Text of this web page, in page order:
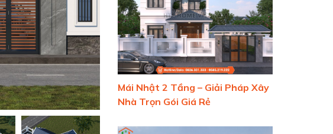
Mái Nhật 2 Tầng – Giải Pháp Xây
Nhà Trọn Gói Giá Rẻ